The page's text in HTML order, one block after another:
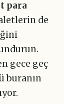
para
de
gece geç
buranın